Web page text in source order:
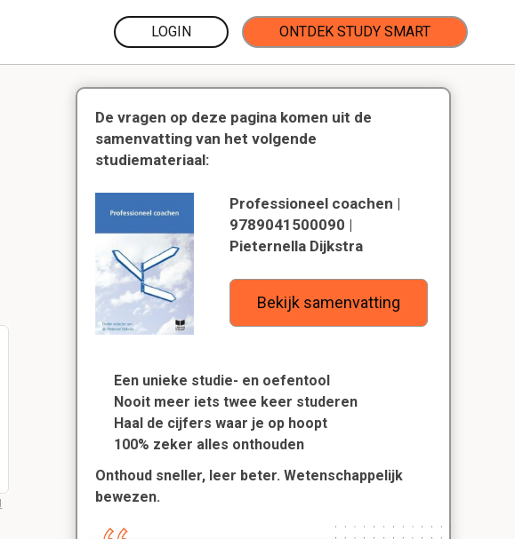
LOGIN ONTDEK STUDY SMART
De vragen op deze pagina komen uit de
samenvatting van het volgende
studiemateriaal:
Professioneel coachen |
9789041500090 |
Pieternella Dijkstra
Bekijk samenvatting
Een unieke studie- en oefentool
Nooit meer iets twee keer studeren
Haal de cijfers waar je op hoopt
100% zeker alles onthouden
Onthoud sneller, leer beter. Wetenschappelijk
bewezen.